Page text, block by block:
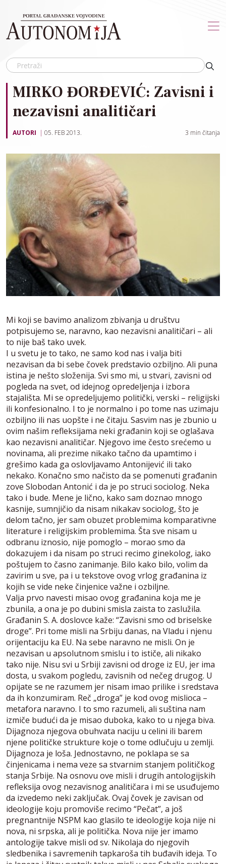
MIRKO ĐORĐEVIĆ: Zavisni i
nezavisni analitičari
AUTORI 05. FEB 2013. 3 min čitanja
Mi koji se bavimo analizom zbivanja u društvu
potpisujemo se, naravno, kao nezavisni analitičari – ali
to nije baš tako uvek.
I u svetu je to tako, ne samo kod nas i valja biti
nezavisan da bi sebe čovek predstavio ozbiljno. Ali puna
istina je nešto složenija. Svi smo mi, u stvari, zavisni od
pogleda na svet, od idejnog opredeljenja i izbora
stajališta. Mi se opredeljujemo politički, verski – religijski
ili konfesionalno. I to je normalno i po tome nas uzimaju
ozbiljno ili nas uopšte i ne čitaju. Sasvim nas je zbunio u
ovim našim refleksijama neki građanin koji se oglašava
kao nezavisni analitičar. Njegovo ime često srećemo u
novinama, ali prezime nikako tačno da upamtimo i
grešimo kada ga oslovljavamo Antonijević ili tako
nekako. Konačno smo načisto da se pomenuti građanin
zove Slobodan Antonić i da je po struci sociolog. Neka
tako i bude. Mene je lično, kako sam doznao mnogo
kasnije, sumnjičio da nisam nikakav sociolog, što je
delom tačno, jer sam obuzet problemima komparativne
literature i religijskim problemima. Šta sve nisam u
odbranu iznosio, nije pomoglo – morao smo da
dokazujem i da nisam po struci recimo ginekolog, iako
poštujem to časno zanimanje. Bilo kako bilo, volim da
zavirim u sve, pa i u tekstove ovog vrlog građanina iz
kojih se vide neke činjenice važne i ozbiljne.
Valja prvo navesti misao ovog građanina koja me je
zbunila, a ona je po dubini smisla zaista to zaslužila.
Građanin S. A. doslovce kaže: “Zavisni smo od briselske
droge”. Pri tome misli na Srbiju danas, na Vladu i njenu
orijentaciju ka EU. Na sebe naravno ne misli. On je
nezavisan u apsolutnom smislu i to ističe, ali nikako
tako nije. Nisu svi u Srbiji zavisni od droge iz EU, jer ima
dosta, u svakom pogledu, zavisnih od nečeg drugog. U
opijate se ne razumem jer nisam imao prilike i sredstava
da ih konzumiram. Reč „droga” je kod ovog mislioca –
metafora naravno. I to smo razumeli, ali suština nam
izmiče budući da je misao duboka, kako to u njega biva.
Dijagnoza njegova obuhvata naciju u celini ili barem
njene političke strukture koje o tome odlučuju u zemlji.
Dijagnoza je loša. Jednostavno, ne poklapa se sa
činjenicama i nema veze sa stvarnim stanjem političkog
stanja Srbije. Na osnovu ove misli i drugih antologijskih
refleksija ovog nezavisnog analitičara i mi se usuđujemo
da izvedemo neki zaključak. Ovaj čovek je zavisan od
ideologije koju promoviše recimo “Pečat”, a još
pregnantnije NSPM kao glasilo te ideologije koja nije ni
nova, ni srpska, ali je politička. Nova nije jer imamo
antologije takve misli od sv. Nikolaja do njegovih
sledbenika i savremenih tapkaroša tih buđavih ideja. To